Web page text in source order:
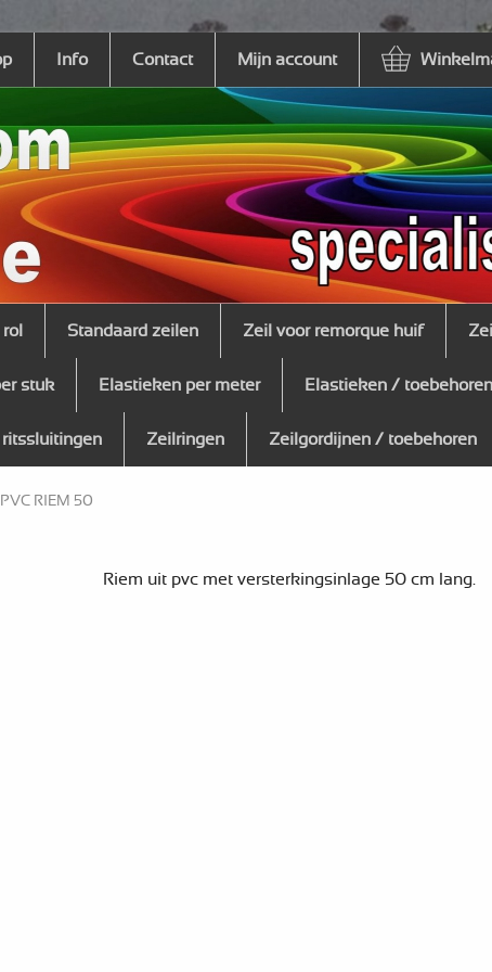
Info Contact Mijn account
Standaard zeilen Zeil voor remorque huif
stuk Elastieken per meter Elastieken / toebehoren
Zeilringen Zeilgordijnen / toebehoren
RIEM 50
Riem uit pvc met versterkingsinlage 50 cm lang.